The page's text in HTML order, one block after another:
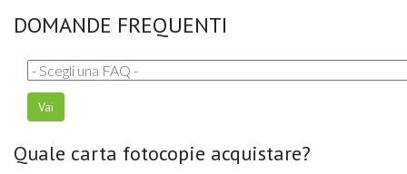
DOMANDE FREQUENTI
Quale carta fotocopie acquistare?